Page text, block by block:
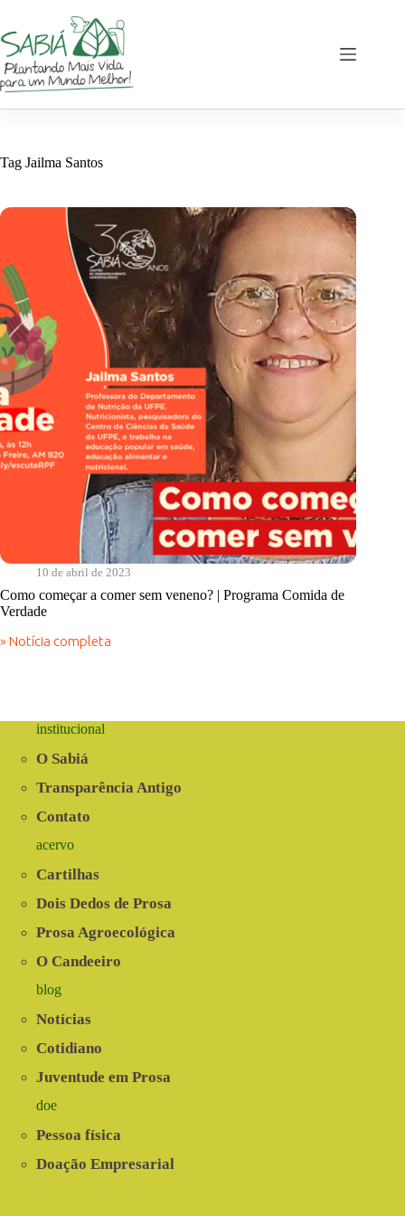
o
conteúdo
Tag Jailma Santos
10 de abril de 2023
Como começar a comer sem veneno? | Programa Comida de
Verdade
» Notícia completa
Como
veneno?
Programa
institucional
O Sabiá
Transparência Antigo
Contato
acervo
Cartilhas
Dois Dedos de Prosa
Prosa Agroecológica
O Candeeiro
blog
Notícias
Cotidiano
Juventude em Prosa
doe
Pessoa física
Doação Empresarial